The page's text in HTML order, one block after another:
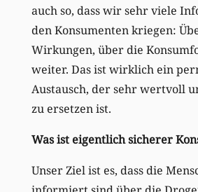
auch so, dass wir sehr viele
den Konsumenten kriegen:
Wirkungen, über die
weiter. Das ist wirklich ein
Austausch, der sehr wertvoll
zu ersetzen ist.
Was ist eigentlich sicherer
Unser Ziel ist es, dass die